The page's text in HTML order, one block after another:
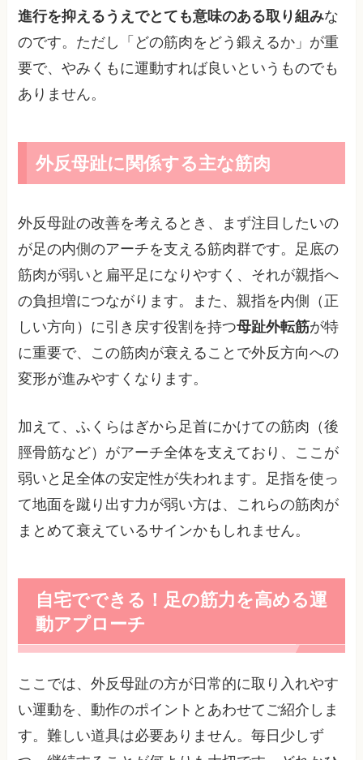
進行を抑えるうえでとても意味のある取り組みな
のです。ただし「どの筋肉をどう鍛えるか」が重
要で、やみくもに運動すれば良いというものでも
ありません。
外反母趾に関係する主な筋肉
外反母趾の改善を考えるとき、まず注目したいの
が足の内側のアーチを支える筋肉群です。足底の
筋肉が弱いと扁平足になりやすく、それが親指へ
の負担増につながります。また、親指を内側（正
しい方向）に引き戻す役割を持つ母趾外転筋が特
に重要で、この筋肉が衰えることで外反方向への
変形が進みやすくなります。
加えて、ふくらはぎから足首にかけての筋肉（後
脛骨筋など）がアーチ全体を支えており、ここが
弱いと足全体の安定性が失われます。足指を使っ
て地面を蹴り出す力が弱い方は、これらの筋肉が
まとめて衰えているサインかもしれません。
自宅でできる！足の筋力を高める運
動アプローチ
ここでは、外反母趾の方が日常的に取り入れやす
い運動を、動作のポイントとあわせてご紹介しま
す。難しい道具は必要ありません。毎日少しず